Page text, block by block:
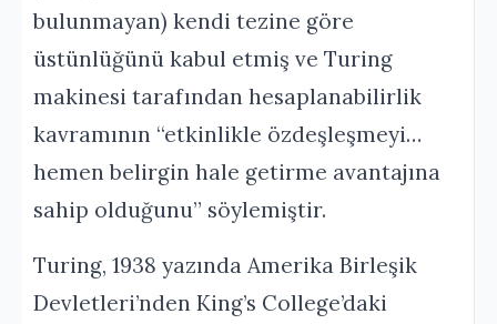
bulunmayan) kendi tezine göre
üstünlüğünü kabul etmiş ve Turing
makinesi tarafından hesaplanabilirlik
kavramının “etkinlikle özdeşleşmeyi…
hemen belirgin hale getirme avantajına
sahip olduğunu” söylemiştir.
Turing, 1938 yazında Amerika Birleşik
Devletleri’nden King’s College’daki